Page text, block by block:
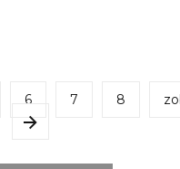
6 7 8